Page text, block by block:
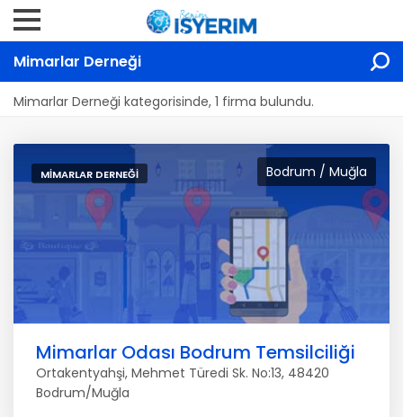
Mimarlar Derneği
Mimarlar Derneği kategorisinde, 1 firma bulundu.
Bodrum / Muğla
MIMARLAR DERNEĞI
Mimarlar Odası Bodrum Temsilciliği
Ortakentyahşi, Mehmet Türedi Sk. No:13, 48420
Bodrum/Muğla